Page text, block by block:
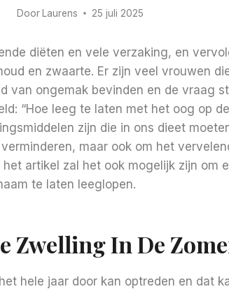
Door Laurens 25 juli 2025
diëten en vele verzaking, en
en zwaarte. Er zijn veel vrouwen
van ongemak bevinden en de vraag
“Hoe leeg te laten met het oog op
zijn die in ons dieet
maar ook om het
artikel zal het ook mogelijk zijn om
te laten leeglopen.
Zwelling In De
hele jaar door kan optreden en dat